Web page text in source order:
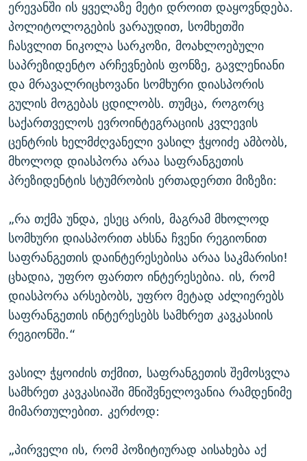
ერევანში ის ყველაზე მეტი დროით დაყოვნდება.
პოლიტოლოგების ვარაუდით, სომხეთში
ჩასვლით ნიკოლა სარკოზი, მოახლოებული
საპრეზიდენტო არჩევნების ფონზე, გავლენიანი
და მრავალრიცხოვანი სომხური დიასპორის
გულის მოგებას ცდილობს. თუმცა, როგორც
საქართველოს ევროინტეგრაციის კვლევის
ცენტრის ხელმძღვანელი ვასილ ჭყოიძე ამბობს,
მხოლოდ დიასპორა არაა საფრანგეთის
პრეზიდენტის სტუმრობის ერთადერთი მიზეზი:
„რა თქმა უნდა, ესეც არის, მაგრამ მხოლოდ
სომხური დიასპორით ახსნა ჩვენი რეგიონით
საფრანგეთის დაინტერესებისა არაა საკმარისი!
ცხადია, უფრო ფართო ინტერესებია. ის, რომ
დიასპორა არსებობს, უფრო მეტად აძლიერებს
საფრანგეთის ინტერესებს სამხრეთ კავკასიის
რეგიონში.“
ვასილ ჭყოიძის თქმით, საფრანგეთის შემოსვლა
სამხრეთ კავკასიაში მნიშვნელოვანია რამდენიმე
მიმართულებით. კერძოდ:
„პირველი ის, რომ პოზიტიურად აისახება აქ